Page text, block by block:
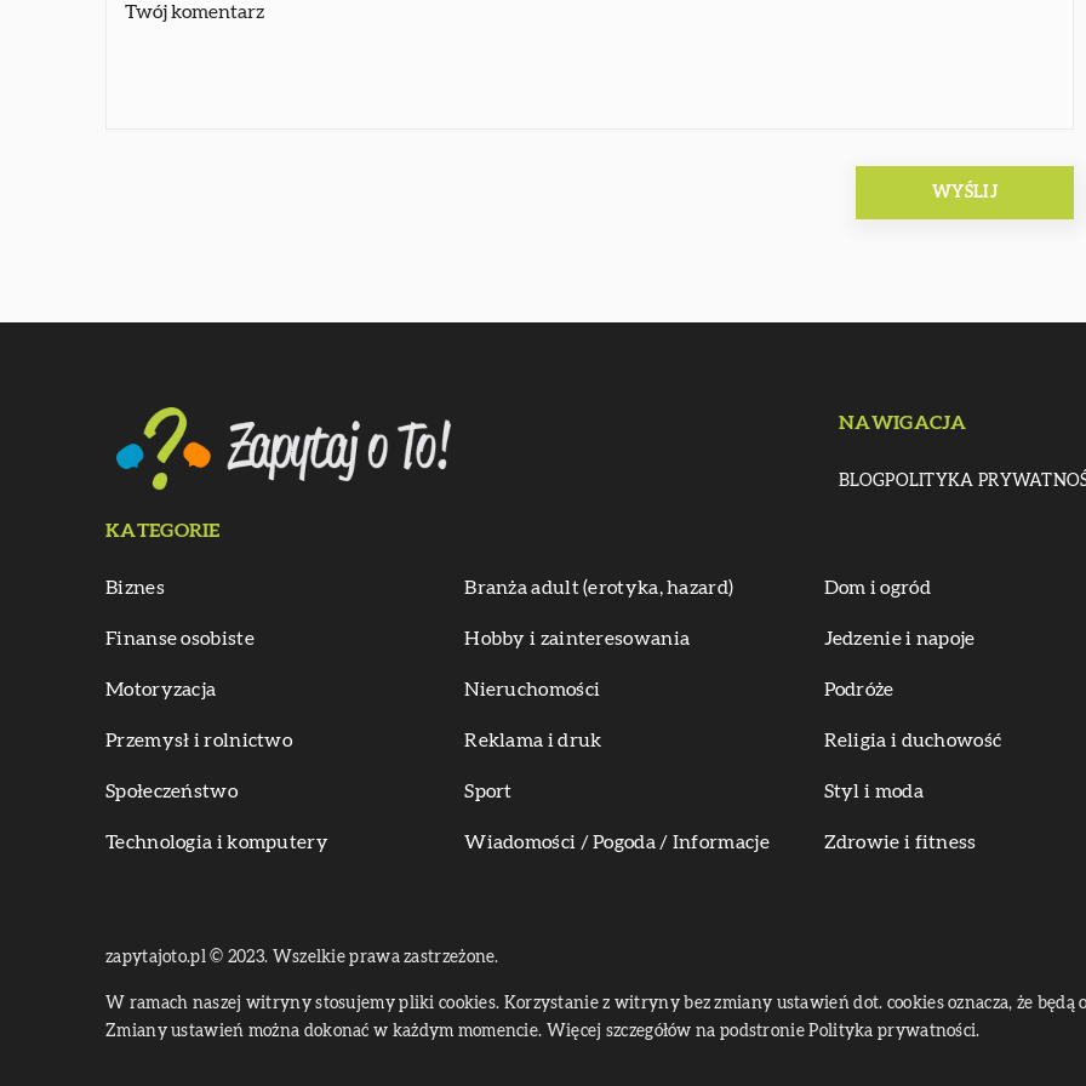
NAWIGACJA
BLOGPOLITYKA
KATEGORIE
Biznes Branża adult (erotyka, hazard) Dom i ogród
Finanse osobiste Hobby i zainteresowania Jedzenie i napoje
Motoryzacja Nieruchomości Podróże
Przemysł i rolnictwo Reklama i druk Religia i duchowość
Społeczeństwo Sport Styl i moda
Technologia i komputery Wiadomości / Pogoda / Informacje Zdrowie i fitness
zapytajoto.pl © 2023. Wszelkie prawa zastrzeżone.
W ramach naszej witryny stosujemy pliki cookies. Korzystanie z witryny bez zmiany ustawień dot. cookies oznacza, że będą
Zmiany ustawień można dokonać w każdym momencie. Więcej szczegółów na podstroniePolityka prywatności.